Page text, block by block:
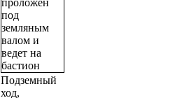
Подземный
ход,